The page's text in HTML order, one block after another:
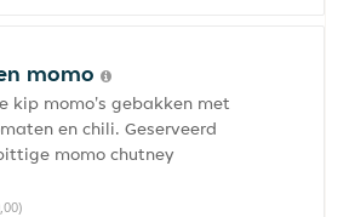
momo
kip momo's gebakken met
en chili. Geserveerd
momo chutney